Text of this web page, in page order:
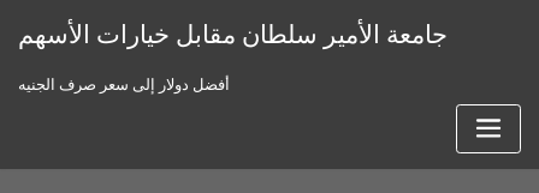
جامعة الأمير سلطان مقابل خيارات الأسهم
أفضل دولار إلى سعر صرف الجنيه